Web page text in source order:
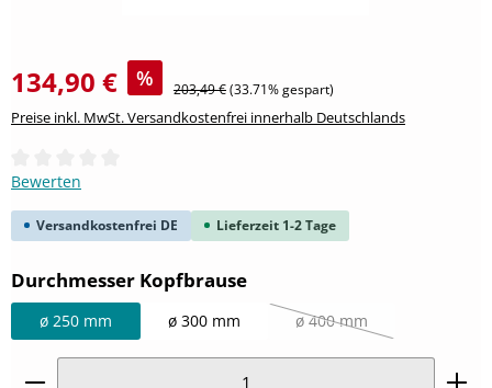
134,90 € % Regulärer Preis:
203,49 €(33.71% gespart)
Preise inkl. MwSt. Versandkostenfrei innerhalb Deutschlands
Durchschnittliche Bewertung von 0 von 5 Sternen
Bewerten
Versandkostenfrei DE Lieferzeit 1-2 Tage
Durchmesser Kopfbrauseauswählen
ø 250 mm ø 300 mm ø 400 mm
(Diese Option ist zurzeit
Produkt Anzahl: Gib den gewünschten Wert ein